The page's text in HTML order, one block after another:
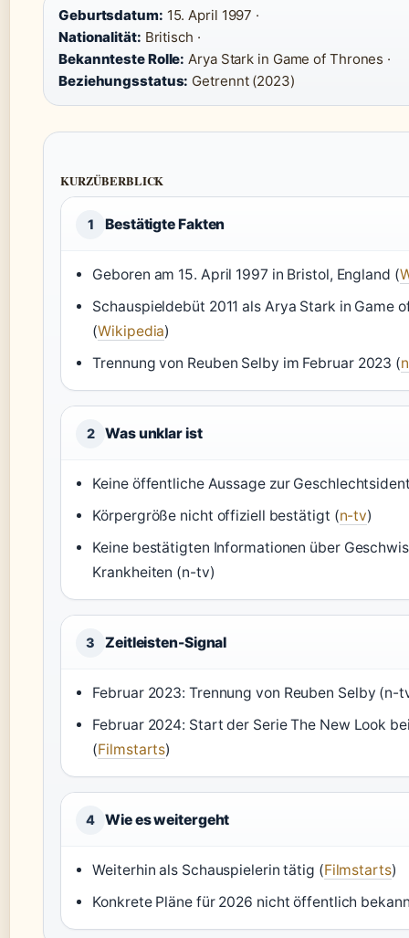
Geburtsdatum: 15. April 1997 ·
Nationalität: Britisch ·
Bekannteste Rolle: Arya Stark in Game of Thrones ·
Beziehungsstatus: Getrennt (2023)
KURZÜBERBLICK
1 Bestätigte Fakten
Geboren am 15. April 1997 in Bristol, England (
Schauspieldebüt 2011 als Arya Stark in Game
(Wikipedia)
Trennung von Reuben Selby im Februar 2023 (
2 Was unklar ist
Keine öffentliche Aussage zur
Körpergröße nicht offiziell bestätigt (n-tv)
Keine bestätigten Informationen über
Krankheiten (n-tv)
3 Zeitleisten-Signal
Februar 2023: Trennung von Reuben Selby (n-
Februar 2024: Start der Serie The New Look
(Filmstarts)
4 Wie es weitergeht
Weiterhin als Schauspielerin tätig (Filmstarts)
Konkrete Pläne für 2026 nicht öffentlich